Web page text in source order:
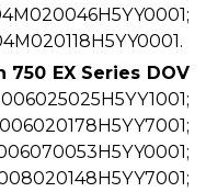
EX Series DOV